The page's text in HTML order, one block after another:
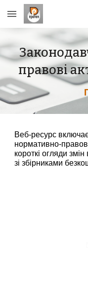
Skip to main content
правові
Веб-ресурс
нормативно-
короткі огляди
зі збірниками